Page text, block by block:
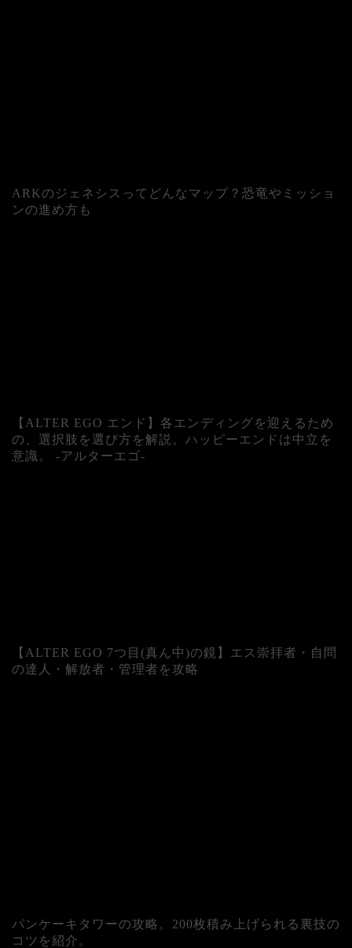
ARKのジェネシスってどんなマップ？恐竜やミッショ
ンの進め方も
【ALTER EGO エンド】各エンディングを迎えるため
の、選択肢を選び方を解説。ハッピーエンドは中立を
意識。 -アルターエゴ-
【ALTER EGO 7つ目(真ん中)の鏡】エス崇拝者・自問
の達人・解放者・管理者を攻略
パンケーキタワーの攻略。200枚積み上げられる裏技の
コツを紹介。